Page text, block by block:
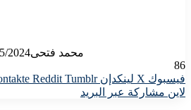
محمد فتحى2024
86
فيسبوك X لينكدإن
لاين مشاركة عبر البريد